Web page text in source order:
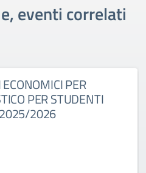
eventi correlati
PER
PER STUDENTI
2025/2026